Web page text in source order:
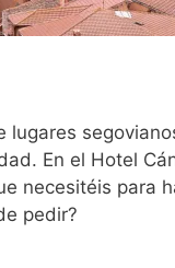
lugares
En el Hotel
necesitéis para
pedir?